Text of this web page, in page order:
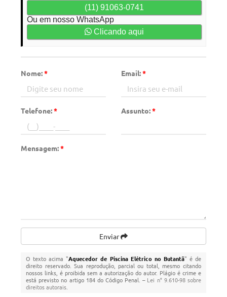
(11) 91063-0741
Ou em nosso WhatsApp
Clicando aqui
Nome:* Email:*
Telefone:* Assunto:*
Mensagem:*
Enviar
O texto acima "Aquecedor de Piscina Elétrico no Butantã" é de
direito reservado. Sua reprodução, parcial ou total, mesmo citando
nossos links, é proibida sem a autorização do autor. Plágio é crime e
está previsto no artigo 184 do Código Penal. – Lei n° 9.610-98 sobre
direitos autorais